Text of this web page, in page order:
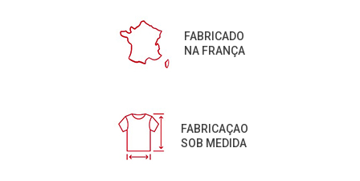
FABRICADO
NA FRANÇA
FABRICAÇAO
SOB MEDIDA